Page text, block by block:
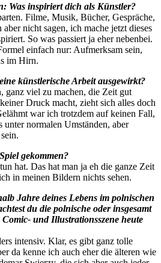
Was inspiriert dich als Künstler?
Filme, Musik, Bücher, Gespräche,
nicht sagen, ich mache jetzt dieses
So was passiert ja eher nebenbei.
einfach nur: Aufmerksam sein,
im Hirn.
künstlerische Arbeit ausgewirkt?
ganz viel zu machen, die Zeit gut
Druck macht, zieht sich alles doch
war ich trotzdem auf keinen Fall,
unter normalen Umständen, aber
gekommen?
hat. Das hat man ja eh die ganze Zeit
in meinen Bildern nichts sehen.
Jahre deines Lebens im polnischen
du die polnische oder insgesamt
und Illustrationsszene heute
intensiv. Klar, es gibt ganz tolle
da kenne ich auch eher die älteren wie